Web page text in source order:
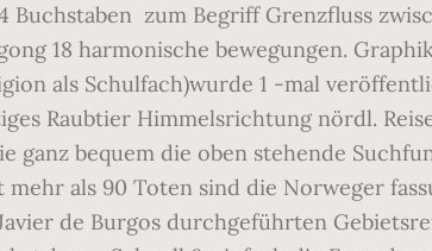
zum Begriff Grenzfluss
18 harmonische bewegungen.
als Schulfach)wurde 1 -mal
Raubtier Himmelsrichtung nördl.
ganz bequem die oben stehende
als 90 Toten sind die Norweger
de Burgos durchgeführten